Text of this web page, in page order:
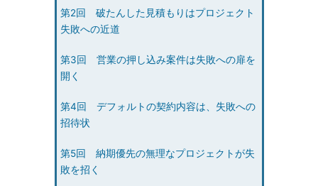
第2回 破たんした見積もりはプロジェクト
失敗への近道
第3回 営業の押し込み案件は失敗への扉を
開く
第4回 デフォルトの契約内容は、失敗への
招待状
第5回 納期優先の無理なプロジェクトが失
敗を招く